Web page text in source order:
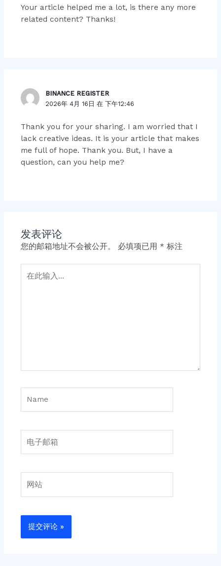
Your article helped me a lot, is there any more
related content? Thanks!
BINANCE REGISTER
2026年 4月 16日 在 下午12:46
Thank you for your sharing. I am worried that I
lack creative ideas. It is your article that makes
me full of hope. Thank you. But, I have a
question, can you help me?
发表评论
您的邮箱地址不会被公开。 必填项已用 * 标注
子
箱
站